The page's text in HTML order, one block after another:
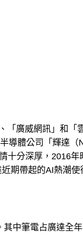
「廣威網訊」和「
導體公司「輝達（
十分深厚，2016
期帶起的AI熱潮使
中筆電占廣達全